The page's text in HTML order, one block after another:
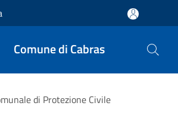
Comune di Cabras
di Protezione Civile